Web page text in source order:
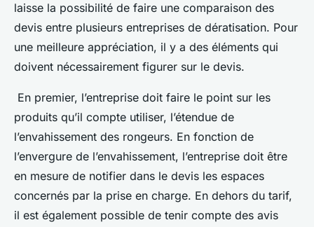
laisse la possibilité de faire une comparaison des
devis entre plusieurs entreprises de dératisation. Pour
une meilleure appréciation, il y a des éléments qui
doivent nécessairement figurer sur le devis.
En premier, l’entreprise doit faire le point sur les
produits qu’il compte utiliser, l’étendue de
l’envahissement des rongeurs. En fonction de
l’envergure de l’envahissement, l’entreprise doit être
en mesure de notifier dans le devis les espaces
concernés par la prise en charge. En dehors du tarif,
il est également possible de tenir compte des avis